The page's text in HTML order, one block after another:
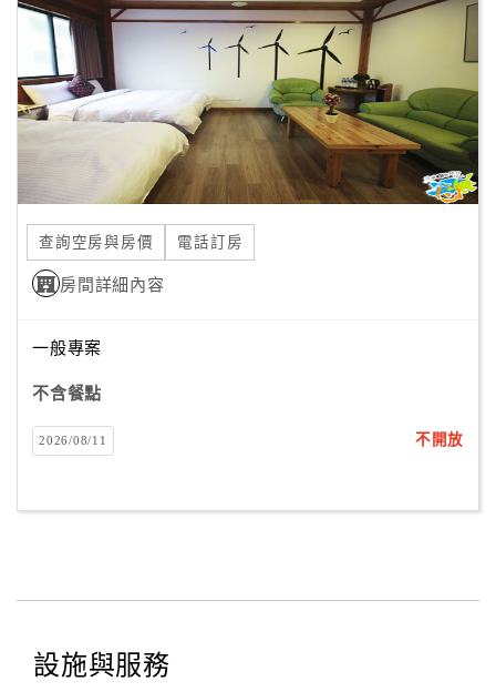
合
提
案
店
合
作
合
商
品
查詢空房與房價 電話訂房
房間詳細內容
一般專案
不含餐點
2026/08/11 不開放
設施與服務